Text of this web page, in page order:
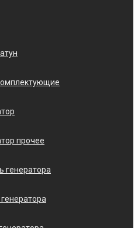
прочее
генератора
генератора